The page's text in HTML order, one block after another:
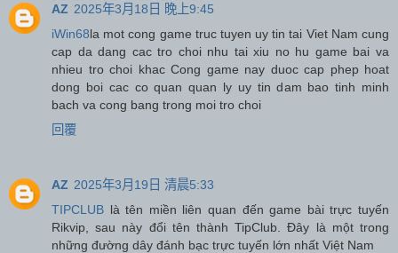
AZ 2025年3月18日 晚上9:45
iWin68la mot cong game truc tuyen uy tin tai Viet Nam cung
cap da dang cac tro choi nhu tai xiu no hu game bai va
nhieu tro choi khac Cong game nay duoc cap phep hoat
dong boi cac co quan quan ly uy tin dam bao tinh minh
bach va cong bang trong moi tro choi
回覆
AZ 2025年3月19日 清晨5:33
TIPCLUB là tên miền liên quan đến game bài trực tuyến
Rikvip, sau này đổi tên thành TipClub. Đây là một trong
những đường dây đánh bạc trực tuyến lớn nhất Việt Nam